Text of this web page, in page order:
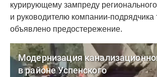
курирующему зампреду
и руководителю компании-подрядчика
объявлено предостережение.